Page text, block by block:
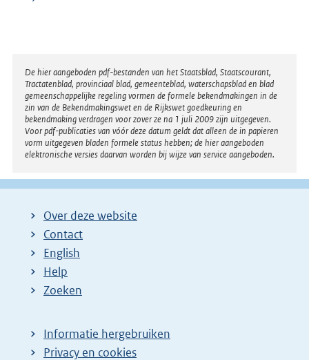
Disclaimer
De hier aangeboden pdf-bestanden van het Staatsblad, Staatscourant,
Tractatenblad, provinciaal blad, gemeenteblad, waterschapsblad en blad
gemeenschappelijke regeling vormen de formele bekendmakingen in de
zin van de Bekendmakingswet en de Rijkswet goedkeuring en
bekendmaking verdragen voor zover ze na 1 juli 2009 zijn uitgegeven.
Voor pdf-publicaties van vóór deze datum geldt dat alleen de in papieren
vorm uitgegeven bladen formele status hebben; de hier aangeboden
elektronische versies daarvan worden bij wijze van service aangeboden.
Over deze website
Contact
English
Help
Zoeken
Informatie hergebruiken
Privacy en cookies